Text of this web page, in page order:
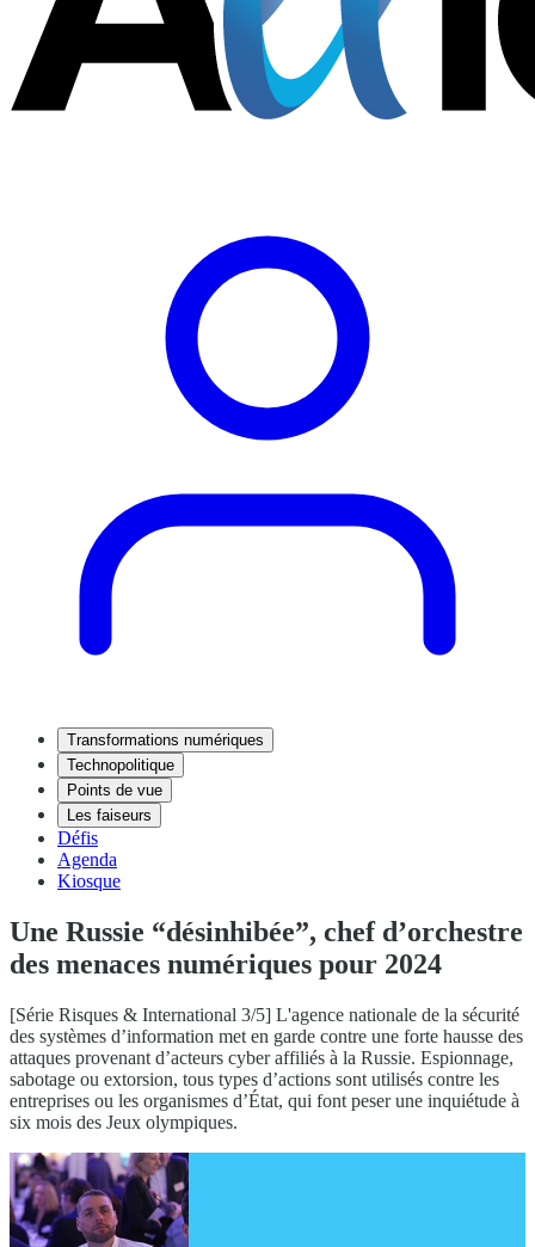
Transformations numériques
Technopolitique
Points de vue
Les faiseurs
Défis
Agenda
Kiosque
Une Russie “désinhibée”, chef d’orchestre
des menaces numériques pour 2024
[Série Risques & International 3/5] L'agence nationale de la sécurité
des systèmes d’information met en garde contre une forte hausse des
attaques provenant d’acteurs cyber affiliés à la Russie. Espionnage,
sabotage ou extorsion, tous types d’actions sont utilisés contre les
entreprises ou les organismes d’État, qui font peser une inquiétude à
six mois des Jeux olympiques.